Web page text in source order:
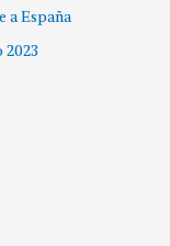
a España
2023